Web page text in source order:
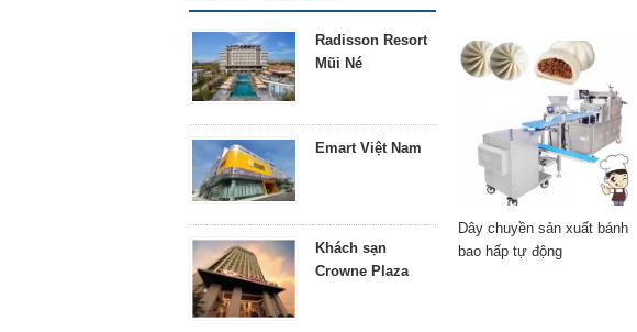
Radisson Resort
Mũi Né
Emart Việt Nam
Khách sạn
Crowne Plaza
Dây chuyền sản xuất bánh
bao hấp tự động